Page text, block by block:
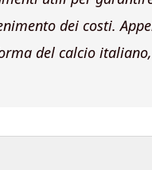
dei costi.
del calcio